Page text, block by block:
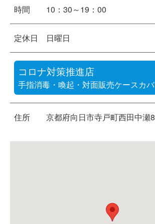
時間 10：30～19：00
定休日 日曜日
コロナ対策推進店
手指消毒・喚起・対面販売ケースカ
住所 京都府向日市寺戸町西田中瀬